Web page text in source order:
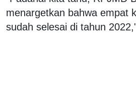
menargetkan bahwa empat
sudah selesai di tahun